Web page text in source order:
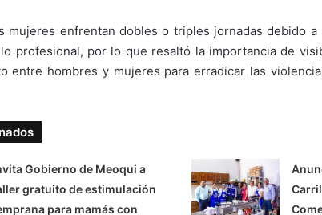
mujeres enfrentan dobles o triples jornadas debido
profesional, por lo que resaltó la importancia de
entre hombres y mujeres para erradicar las
Gobierno de Meoqui a
gratuito de estimulación
para mamás con